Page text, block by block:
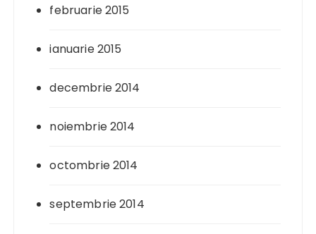
februarie 2015
ianuarie 2015
decembrie 2014
noiembrie 2014
octombrie 2014
septembrie 2014